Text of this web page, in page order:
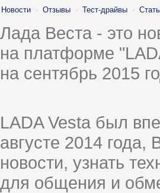
Новости · Отзывы · Тест-драйвы ·
Лада Веста - это
на платформе
на сентябрь 2015
LADA Vesta был
августе 2014
новости, узнать
для общения и